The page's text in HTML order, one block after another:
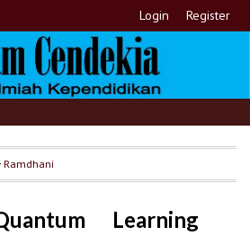
Login Register
Ramdhani
Learning